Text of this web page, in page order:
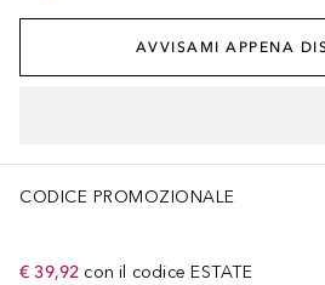
AVVISAMI APPENA
CODICE PROMOZIONALE
€ 39,92 con il codice ESTATE